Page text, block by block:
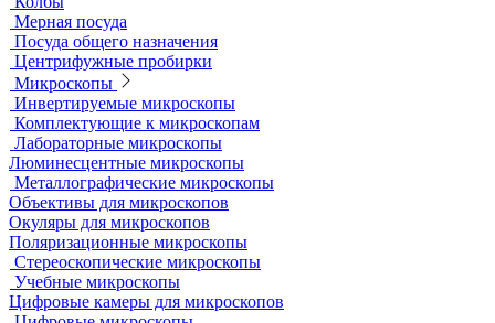
Грохоты и рассевы
Лабораторные сита
Мельницы лабораторные
Оборудование для дробления и измельчения
Жидкостные термостаты и криостаты
Лабораторная посуда
Воронки делительные
Колбы
Мерная посуда
Посуда общего назначения
Центрифужные пробирки